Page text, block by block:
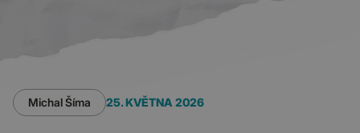
Michal Šíma 25. KVĚTNA 2026